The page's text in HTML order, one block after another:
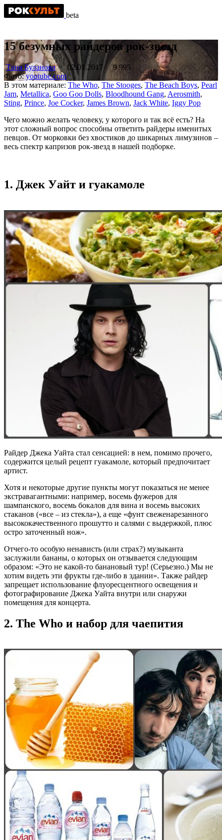
beta
15 безумных райдеров рок-звезд
Таня Буланова 02.01.2017
9 995
Фото:youtube.com
В этом материале: The Who, The Stooges, The Beach Boys, Pearl
Jam, Metallica, Goo Goo Dolls, Bloodhound Gang, Aerosmith,
Sting, Prince, Joe Cocker, James Brown, Jack White, Iggy Pop
Чего можно желать человеку, у которого и так всё есть? На
этот сложный вопрос способны ответить райдеры именитых
певцов. От морковки без хвостиков до шикарных лимузинов ‒
весь спектр капризов рок-звезд в нашей подборке.
1. Джек Уайт и гуакамоле
Райдер Джека Уайта стал сенсацией: в нем, помимо прочего,
содержится целый рецепт гуакамоле, который предпочитает
артист.
Хотя и некоторые другие пункты могут показаться не менее
экстравагантными: например, восемь фужеров для
шампанского, восемь бокалов для вина и восемь высоких
стаканов («все ‒ из стекла»), а еще «фунт свеженарезанного
высококачественного прошутто и салями с выдержкой, плюс
остро заточенный нож».
Отчего-то особую ненависть (или страх?) музыканта
заслужили бананы, о которых он отзывается следующим
образом: «Это не какой-то банановый тур! (Серьезно.) Мы не
хотим видеть эти фрукты где-либо в здании». Также райдер
запрещает использование флуоресцентного освещения и
фотографирование Джека Уайта внутри или снаружи
помещения для концерта.
2. The Who и набор для чаепития